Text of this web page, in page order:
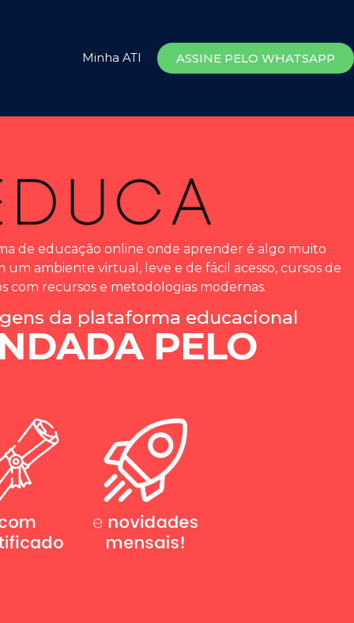
Minha ATI ASSINE PELO WHATSAPP
de educação online onde aprender é algo muito
um ambiente virtual, leve e de fácil acesso, cursos de
com recursos e metodologias modernas.
da plataforma educacional
PELO